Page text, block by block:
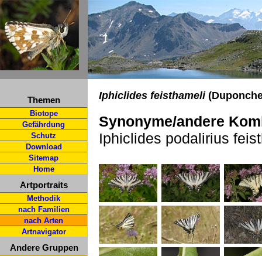
Themen
Biotope
Gefährdung
Schutz
Download
Sitemap
Home
Artportraits
Methodik
nach Familien
nach Arten
Artnavigator
Andere Gruppen
Iphiclides feisthameli
Synonyme/andere
Iphiclides podalirius